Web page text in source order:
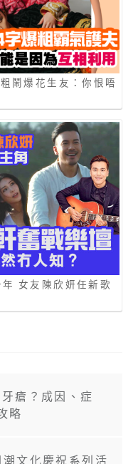
鬧爆花生友：你恨唔
女友陳欣妍任新歌
瘡？成因、症
略
文化慶祝系列活